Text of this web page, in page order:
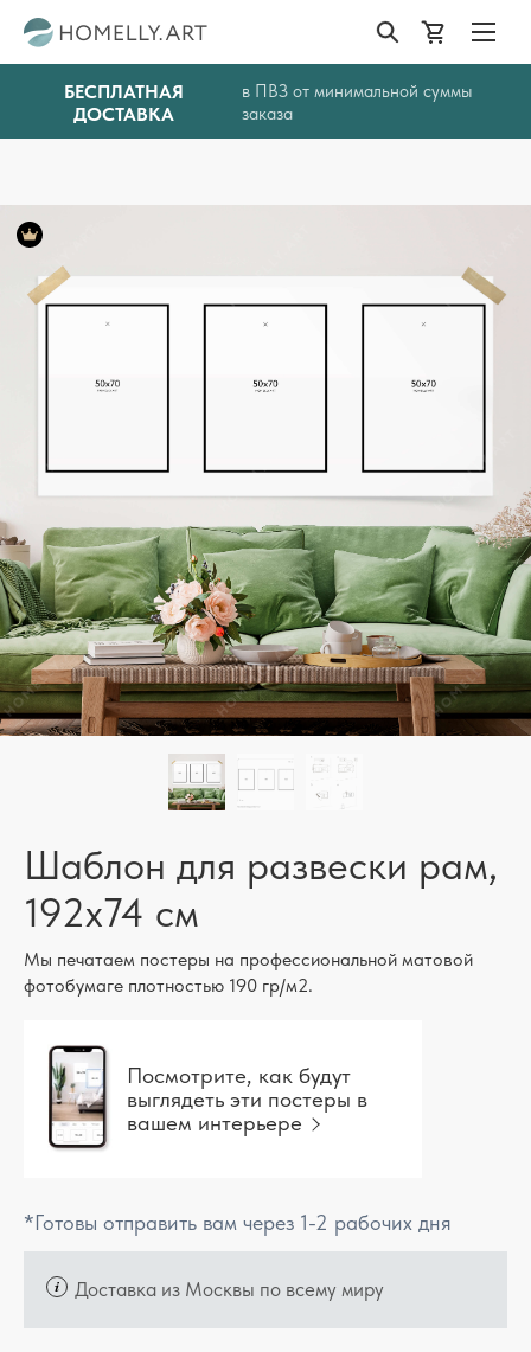
БЕСПЛАТНАЯ
ДОСТАВКА
в ПВЗ от минимальной суммы
заказа
Шаблон для развески рам,
192x74 см
Мы печатаем постеры на профессиональной матовой
фотобумаге плотностью 190 гр/м2.
Посмотрите, как будут
выглядеть эти постеры в
вашем интерьере
*Готовы отправить вам через 1-2 рабочих дня
Доставка из Москвы по всему миру